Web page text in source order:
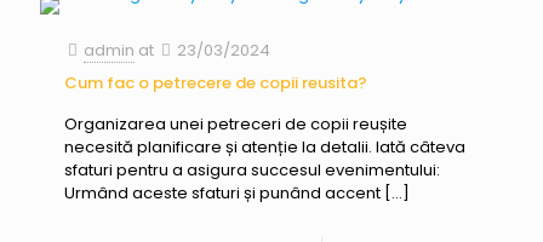
admin at
23/03/2024
Cum fac o petrecere de copii reusita?
Organizarea unei petreceri de copii reușite
necesită planificare și atenție la detalii. Iată câteva
sfaturi pentru a asigura succesul evenimentului:
Urmând aceste sfaturi și punând accent […]